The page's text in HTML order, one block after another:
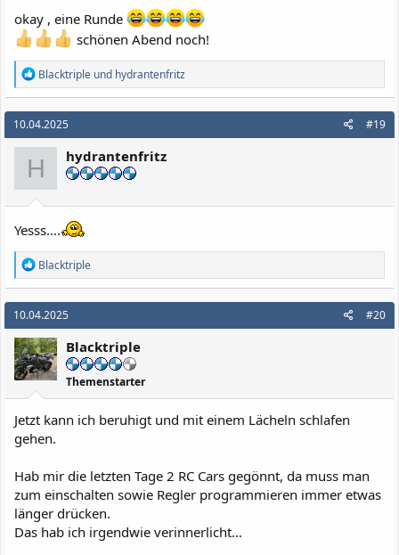
okay , eine Runde
schönen Abend noch!
R
e
a
k
t
i
o
n
e
n
Blacktriple und hydrantenfritz
10.04.2025 #19
H hydrantenfritz
Yesss....
R
e
a
k
t
i
o
n
e
n
Blacktriple
10.04.2025 #20
Blacktriple
Themenstarter
Jetzt kann ich beruhigt und mit einem Lächeln schlafen
gehen.
Hab mir die letzten Tage 2 RC Cars gegönnt, da muss man
zum einschalten sowie Regler programmieren immer etwas
länger drücken.
Das hab ich irgendwie verinnerlicht…